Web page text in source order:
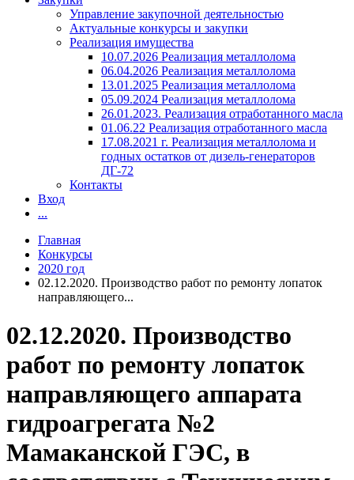
Управление закупочной деятельностью
Актуальные конкурсы и закупки
Реализация имущества
10.07.2026 Реализация металлолома
06.04.2026 Реализация металлолома
13.01.2025 Реализация металлолома
05.09.2024 Реализация металлолома
26.01.2023. Реализация отработанного масла
01.06.22 Реализация отработанного масла
17.08.2021 г. Реализация металлолома и
годных остатков от дизель-генераторов
ДГ-72
Контакты
Вход
...
Главная
Конкурсы
2020 год
02.12.2020. Производство работ по ремонту лопаток
направляющего...
02.12.2020. Производство
работ по ремонту лопаток
направляющего аппарата
гидроагрегата №2
Мамаканской ГЭС, в